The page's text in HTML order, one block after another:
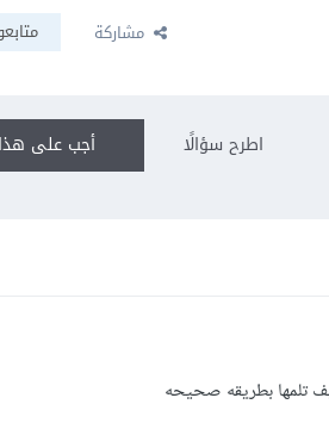
مشاركة
أجب على اطرح سؤالًا
تلمها بطريقه صحيحه